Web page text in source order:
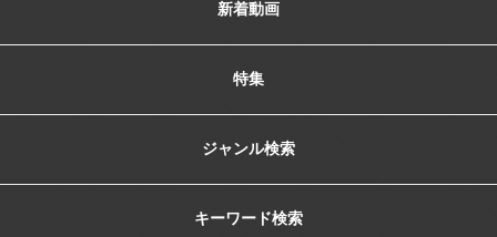
新着動画
特集
ジャンル検索
キーワード検索